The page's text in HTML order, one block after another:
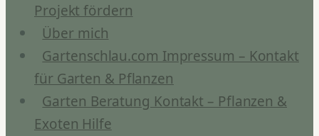
Projekt fördern
Über mich
Gartenschlau.com Impressum – Kontakt
für Garten & Pflanzen
Garten Beratung Kontakt – Pflanzen &
Exoten Hilfe